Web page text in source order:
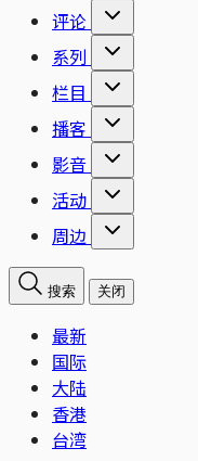
评论
系列
栏目
播客
影音
活动
周边
搜索 关闭
最新
国际
大陆
香港
台湾